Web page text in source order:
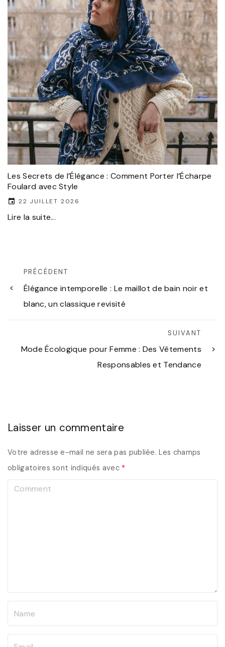
Les Secrets de l’Élégance : Comment Porter l’Écharpe
Foulard avec Style
22 JUILLET 2026
Lire la suite...
PRÉCÉDENT
Élégance intemporelle : Le maillot de bain noir et
blanc, un classique revisité
SUIVANT
Mode Écologique pour Femme : Des Vêtements
Responsables et Tendance
Laisser un commentaire
Votre adresse e-mail ne sera pas publiée. Les champs
obligatoires sont indiqués avec *